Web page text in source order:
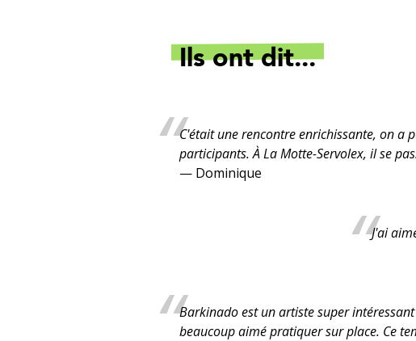
Ils ont dit...
C'était une rencontre enrichissante, on a
participants. À La Motte-Servolex, il se
— Dominique
J'ai
Barkinado est un artiste super
beaucoup aimé pratiquer sur place. Ce